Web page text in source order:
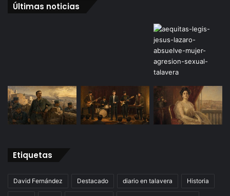
Últimas noticias
Etiquetas
David Fernández Destacado diario en talavera Historia